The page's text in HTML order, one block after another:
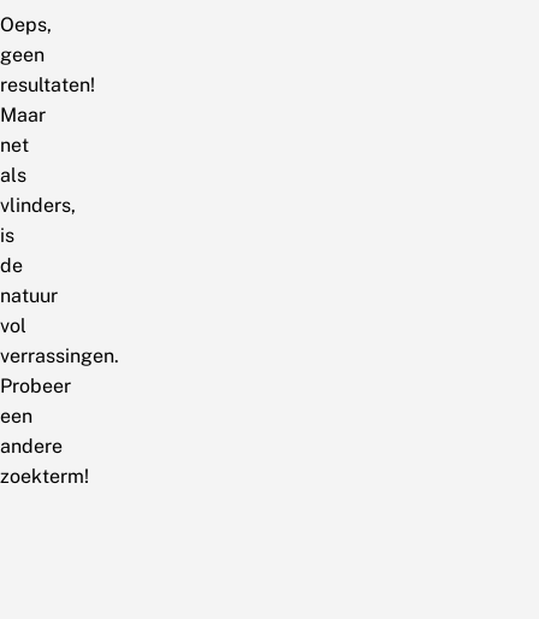
Oeps,
geen
resultaten!
Maar
net
als
vlinders,
is
de
natuur
vol
verrassingen.
Probeer
een
andere
zoekterm!